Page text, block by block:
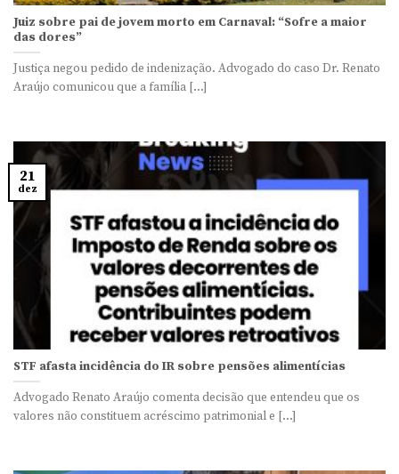
Juiz sobre pai de jovem morto em Carnaval: “Sofre a maior
das dores”
Justiça negou pedido de indenização. Advogado do caso Dr. Renato
Araújo comunicou que a família [...]
STF afasta incidência do IR sobre pensões alimentícias
Advogado Renato Araújo comenta decisão que entendeu que os
valores não constituem acréscimo patrimonial e [...]
21
dez